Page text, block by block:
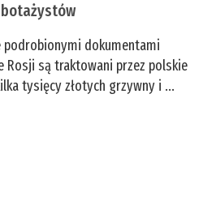
podrobionymi dokumentami
Rosji są traktowani przez polskie
tysięcy złotych grzywny i ...